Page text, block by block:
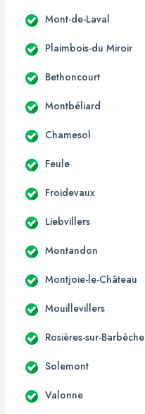
Mont-de-Laval
Plaimbois-du Miroir
Bethoncourt
Montbéliard
Chamesol
Feule
Froidevaux
Liebvillers
Montandon
Montjoie-le-Château
Mouillevillers
Rosières-sur-Barbèche
Solemont
Valonne